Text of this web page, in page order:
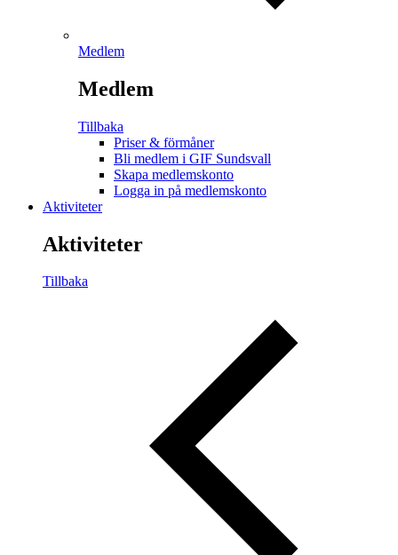
Medlem
Medlem
Tillbaka
Priser & förmåner
Bli medlem i GIF Sundsvall
Skapa medlemskonto
Logga in på medlemskonto
Aktiviteter
Aktiviteter
Tillbaka